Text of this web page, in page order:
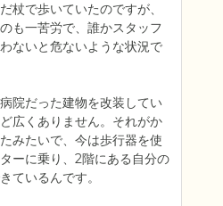
杖で歩いていたのですが、
も一苦労で、誰かスタッフ
ないと危ないような状況で
院だった建物を改装してい
広くありません。それがか
みたいで、今は歩行器を使
ーに乗り、2階にある自分の
ているんです。